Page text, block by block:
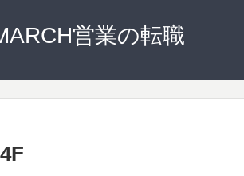
営業の転職